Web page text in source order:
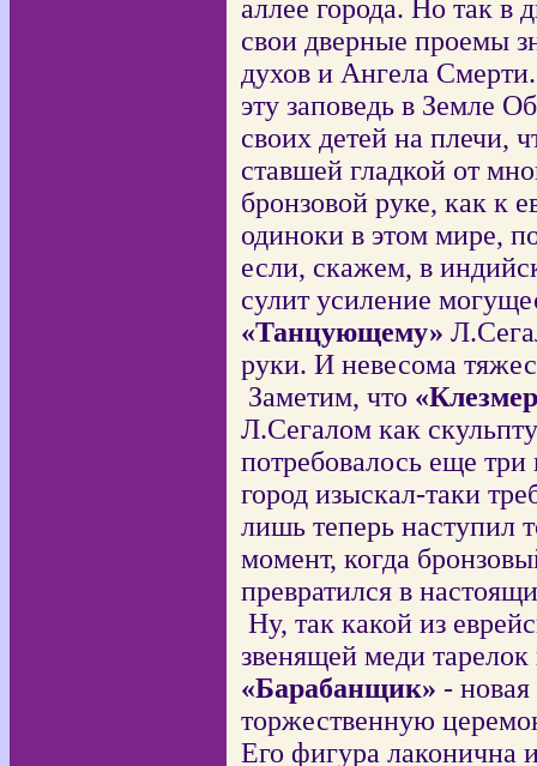
аллее города. Но так в
свои дверные проемы
духов и Ангела
эту заповедь в Земле
своих детей на плечи,
ставшей гладкой от
бронзовой руке, как к
одиноки в этом мире,
если, скажем, в
сулит усиление
«Танцующему»
руки. И невесома
Заметим, что
Л.Сегалом как
потребовалось еще
город изыскал-таки
лишь теперь наступил
момент, когда
превратился в
Ну, так какой из
звенящей меди тарелок
«Барабанщик» - новая
торжественную
Его фигура лаконична